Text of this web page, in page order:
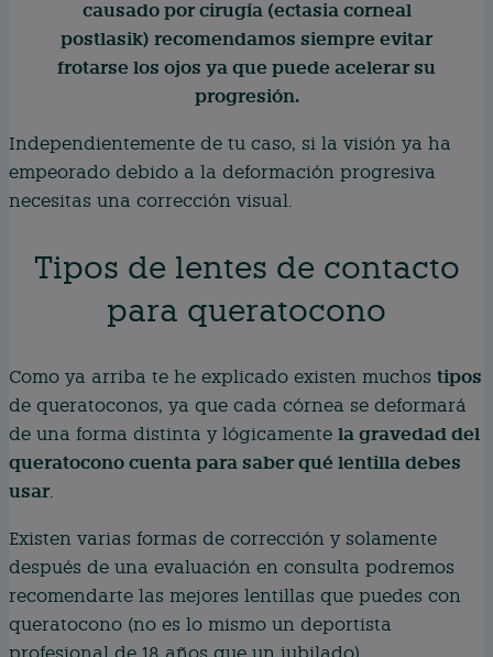
causado por cirugía (ectasia corneal
postlasik) recomendamos siempre evitar
frotarse los ojos ya que puede acelerar su
progresión.
Independientemente de tu caso, si la visión ya ha
empeorado debido a la deformación progresiva
necesitas una corrección visual.
Tipos de lentes de contacto
para queratocono
Como ya arriba te he explicado existen muchos tipos
de queratoconos, ya que cada córnea se deformará
de una forma distinta y lógicamente la gravedad del
queratocono cuenta para saber qué lentilla debes
usar.
Existen varias formas de corrección y solamente
después de una evaluación en consulta podremos
recomendarte las mejores lentillas que puedes con
queratocono (no es lo mismo un deportista
profesional de 18 años que un jubilado).